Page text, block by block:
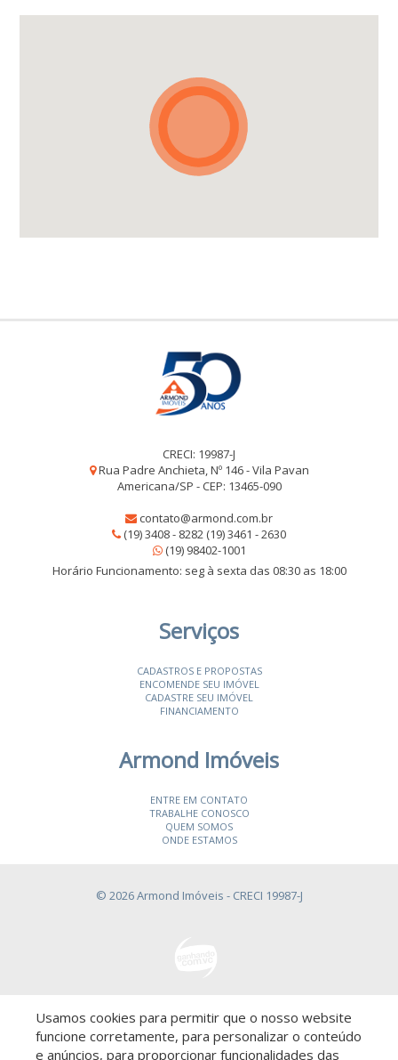
CRECI: 19987-J
Rua Padre Anchieta, Nº 146 - Vila Pavan
Americana/SP - CEP: 13465-090
contato@armond.com.br
(19) 3408 - 8282 (19) 3461 - 2630
(19) 98402-1001
Horário Funcionamento: seg à sexta das 08:30 as 18:00
Serviços
CADASTROS E PROPOSTAS
ENCOMENDE SEU IMÓVEL
CADASTRE SEU IMÓVEL
FINANCIAMENTO
Armond Imóveis
ENTRE EM CONTATO
TRABALHE CONOSCO
QUEM SOMOS
ONDE ESTAMOS
© 2026 Armond Imóveis - CRECI 19987-J
Descomplicado por:
Usamos cookies para permitir que o nosso website
funcione corretamente, para personalizar o conteúdo
e anúncios, para proporcionar funcionalidades das